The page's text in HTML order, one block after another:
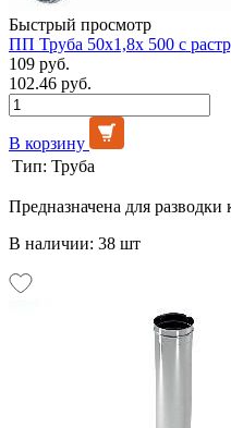
Быстрый просмотр
ПП Труба 50х1,8х 500 с
109 руб.
102.46 руб.
В корзину
Тип: Труба
Предназначена для
В наличии: 38 шт